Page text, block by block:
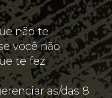
não te
você não
te fez
as/das 8